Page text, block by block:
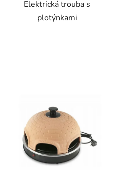
Elektrická trouba s
plotýnkami